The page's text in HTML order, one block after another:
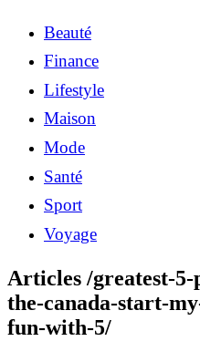
Beauté
Finance
Lifestyle
Maison
Mode
Santé
Sport
Voyage
Articles /greatest-
the-canada-start-
fun-with-5/